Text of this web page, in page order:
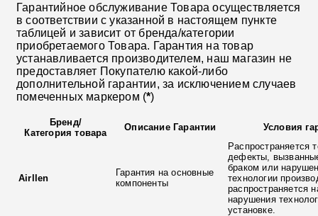
Гарантийное обслуживание Товара осуществляется
в соответствии с указанной в настоящем пункте
таблицей и зависит от бренда/категории
приобретаемого Товара. Гарантия на товар
устанавливается производителем, наш магазин не
предоставляет Покупателю какой-либо
дополнительной гарантии, за исключением случаев
помеченных маркером (*)
Бренд/
Категория товара
Описание Гарантии Условия
Airllen
Гарантия на основные
компоненты
Распространяется
дефекты,
браком или
технологии
распространяется
нарушения
установке.